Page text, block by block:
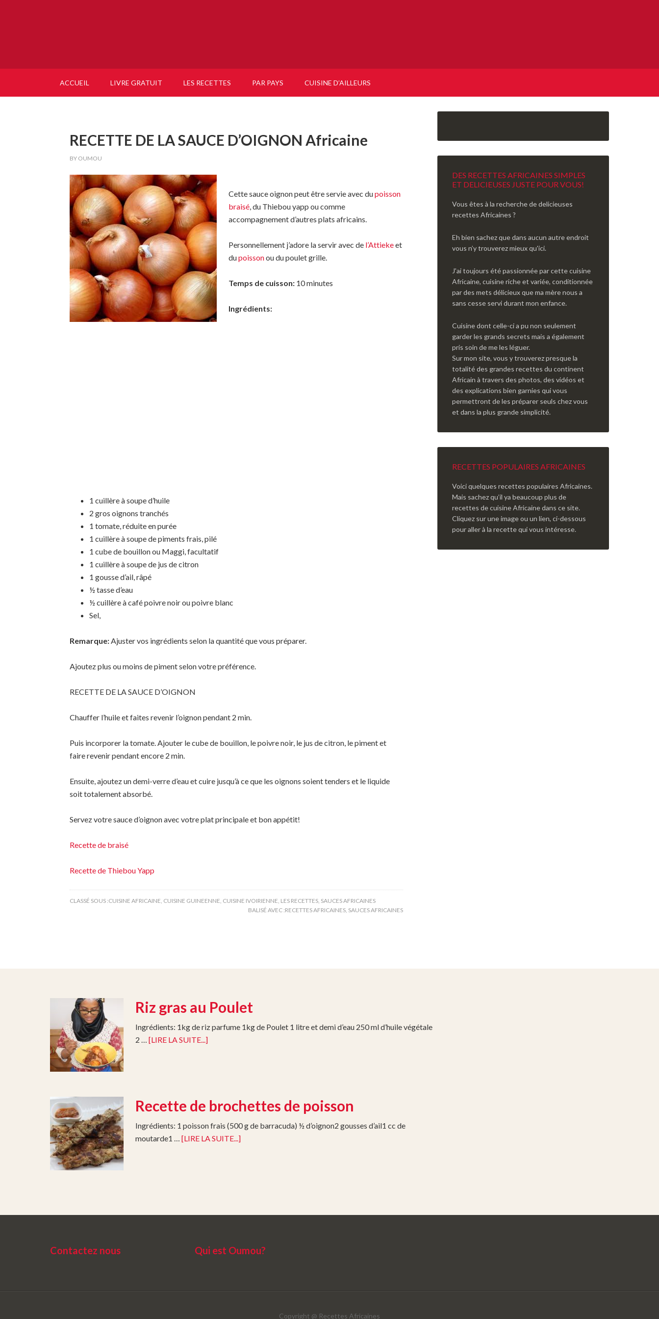
ACCUEIL LIVRE GRATUIT LES RECETTES PAR PAYS CUISINE D’AILLEURS
RECETTE DE LA SAUCE D’OIGNON Africaine
BY OUMOU
Cette sauce oignon peut être servie avec dupoisson
braisé, du Thiebou yapp ou comme
accompagnement d’autres plats africains.
Personnellement j’adore la servir avec de l’Attiekeet
dupoissonou du poulet grille.
Temps de cuisson: 10 minutes
Ingrédients:
1 cuillère à soupe d’huile
2 gros oignons tranchés
1 tomate, réduite en purée
1 cuillère à soupe de piments frais, pilé
1 cube de bouillon ou Maggi, facultatif
1 cuillère à soupe de jus de citron
1 gousse d’ail, râpé
½ tasse d’eau
½ cuillère à café poivre noir ou poivre blanc
Sel,
Remarque:Ajuster vos ingrédients selon la quantité que vous préparer.
Ajoutez plus ou moins de piment selon votre préférence.
RECETTE DE LA SAUCE D’OIGNON
Chauffer l’huile et faites revenir l’oignon pendant 2 min.
Puis incorporer la tomate. Ajouter le cube de bouillon, le poivre noir, le jus de citron, le piment et
faire revenir pendant encore 2 min.
Ensuite, ajoutez un demi-verre d’eau et cuire jusqu’à ce que les oignons soient tenders et le liquide
soit totalement absorbé.
Servez votre sauce d’oignon avec votre plat principale et bon appétit!
Recette de braisé
Recette de Thiebou Yapp
CLASSÉ SOUS :CUISINE AFRICAINE, CUISINE GUINEENNE, CUISINE IVOIRIENNE, LES RECETTES, SAUCES AFRICAINES
BALISÉ AVEC :RECETTES AFRICAINES, SAUCES AFRICAINES
DES RECETTES AFRICAINES SIMPLES
ET DELICIEUSES JUSTE POUR VOUS!
Vous êtes à la recherche de delicieuses
recettes Africaines ?
Eh bien sachez que dans aucun autre endroit
vous n’y trouverez mieux qu'ici.
J'ai toujours été passionnée par cette cuisine
Africaine, cuisine riche et variée, conditionnée
par des mets délicieux que ma mère nous a
sans cesse servi durant mon enfance.
Cuisine dont celle-ci a pu non seulement
garder les grands secrets mais a également
pris soin de me les léguer.
Sur mon site, vous y trouverez presque la
totalité des grandes recettes du continent
Africain à travers des photos, des vidéos et
des explications bien garnies qui vous
permettront de les préparer seuls chez vous
et dans la plus grande simplicité.
RECETTES POPULAIRES AFRICAINES
Voici quelques recettes populaires Africaines.
Mais sachez qu’il ya beaucoup plus de
recettes de cuisine Africaine dans ce site.
Cliquez sur une image ou un lien, ci-dessous
pour aller à la recette qui vous intéresse.
Riz gras au Poulet
Ingrédients: 1kg de riz parfume 1kg de Poulet 1 litre et demi d’eau 250 ml d’huile végétale
2 … [LIRE LA SUITE...]
Recette de brochettes de poisson
Ingrédients: 1 poisson frais (500 g de barracuda) ½ d’oignon2 gousses d’ail1 cc de
moutarde1 … [LIRE LA SUITE...]
Contactez nous Qui est Oumou?
Copyright @ Recettes Africaines